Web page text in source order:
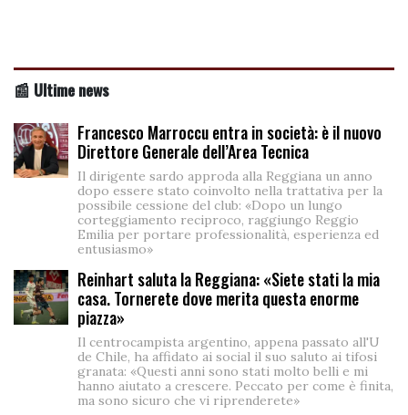
📰 Ultime news
Francesco Marroccu entra in società: è il nuovo
Direttore Generale dell’Area Tecnica
Il dirigente sardo approda alla Reggiana un anno
dopo essere stato coinvolto nella trattativa per la
possibile cessione del club: «Dopo un lungo
corteggiamento reciproco, raggiungo Reggio
Emilia per portare professionalità, esperienza ed
entusiasmo»
Reinhart saluta la Reggiana: «Siete stati la mia
casa. Tornerete dove merita questa enorme
piazza»
Il centrocampista argentino, appena passato all'U
de Chile, ha affidato ai social il suo saluto ai tifosi
granata: «Questi anni sono stati molto belli e mi
hanno aiutato a crescere. Peccato per come è finita,
ma sono sicuro che vi riprenderete»